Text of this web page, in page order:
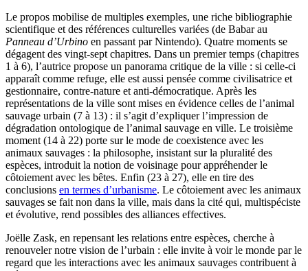
Le propos mobilise de multiples exemples, une riche bibliographie
scientifique et des références culturelles variées (de Babar au
Panneau d’Urbino en passant par Nintendo). Quatre moments se
dégagent des vingt-sept chapitres. Dans un premier temps (chapitres
1 à 6), l’autrice propose un panorama critique de la ville : si celle-ci
apparaît comme refuge, elle est aussi pensée comme civilisatrice et
gestionnaire, contre-nature et anti-démocratique. Après les
représentations de la ville sont mises en évidence celles de l’animal
sauvage urbain (7 à 13) : il s’agit d’expliquer l’impression de
dégradation ontologique de l’animal sauvage en ville. Le troisième
moment (14 à 22) porte sur le mode de coexistence avec les
animaux sauvages : la philosophe, insistant sur la pluralité des
espèces, introduit la notion de voisinage pour appréhender le
côtoiement avec les bêtes. Enfin (23 à 27), elle en tire des
conclusions en termes d’urbanisme. Le côtoiement avec les animaux
sauvages se fait non dans la ville, mais dans la cité qui, multispéciste
et évolutive, rend possibles des alliances effectives.
Joëlle Zask, en repensant les relations entre espèces, cherche à
renouveler notre vision de l’urbain : elle invite à voir le monde par le
regard que les interactions avec les animaux sauvages contribuent à